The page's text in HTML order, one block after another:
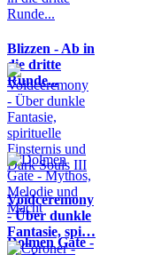
Blizzen - Ab in
die dritte
Runde...
Voidceremony
- Über dunkle
Fantasie, spi…
Dolmen Gate -